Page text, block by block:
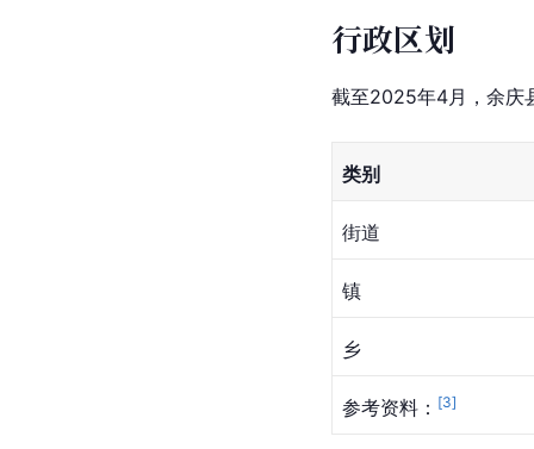
行政区划
截至2025年4月，余庆
类别
街道
镇
乡
参考资料： [3]